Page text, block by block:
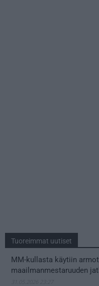
Tuoreimmat uutiset
MM-kullasta käytiin
maailmanmestaruuden